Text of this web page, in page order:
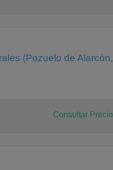
(Pozuelo de Alarcón,
Consultar Precio